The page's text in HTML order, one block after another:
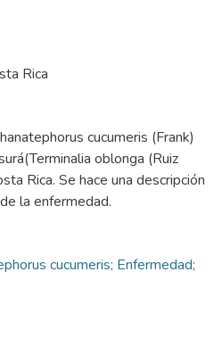
Rica
cucumeris (Frank)
oblonga (Ruiz
Rica. Se hace una descripción
la enfermedad.
cucumeris; Enfermedad;